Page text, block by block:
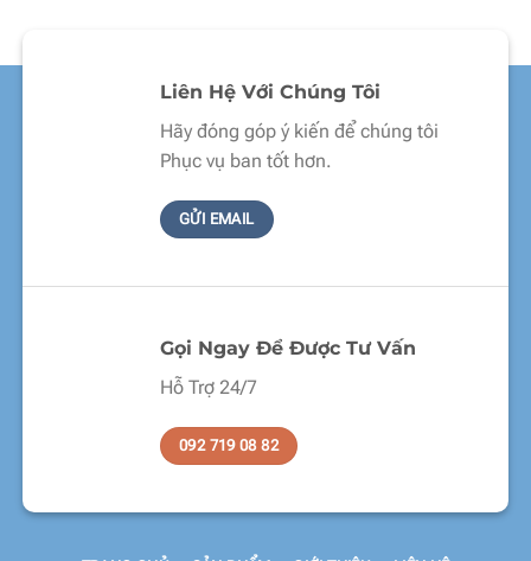
Liên Hệ Với Chúng Tôi
Hãy đóng góp ý kiến để chúng tôi
Phục vụ ban tốt hơn.
GỬI EMAIL
Gọi Ngay Để Được Tư Vấn
Hỗ Trợ 24/7
092 719 08 82